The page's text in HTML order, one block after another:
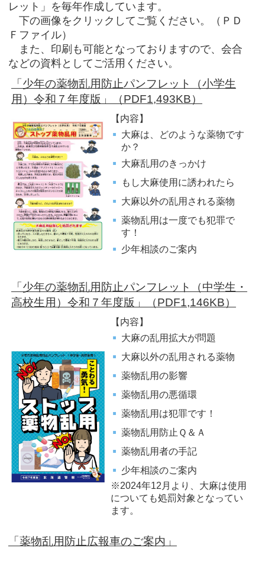
レット」を毎年作成しています。
下の画像をクリックしてご覧ください。（ＰＤ
Ｆファイル）
また、印刷も可能となっておりますので、会合
などの資料としてご活用ください。
「少年の薬物乱用防止パンフレット（小学生
用）令和７年度版」（PDF1,493KB）
【内容】
大麻は、どのような薬物です
か？
大麻乱用のきっかけ
もし大麻使用に誘われたら
大麻以外の乱用される薬物
薬物乱用は一度でも犯罪で
す！
少年相談のご案内
「少年の薬物乱用防止パンフレット（中学生・
高校生用）令和７年度版」（PDF1,146KB）
【内容】
大麻の乱用拡大が問題
大麻以外の乱用される薬物
薬物乱用の影響
薬物乱用の悪循環
薬物乱用は犯罪です！
薬物乱用防止Ｑ＆Ａ
薬物乱用者の手記
少年相談のご案内
※2024年12月より、大麻は使用
についても処罰対象となってい
ます。
「薬物乱用防止広報車のご案内」